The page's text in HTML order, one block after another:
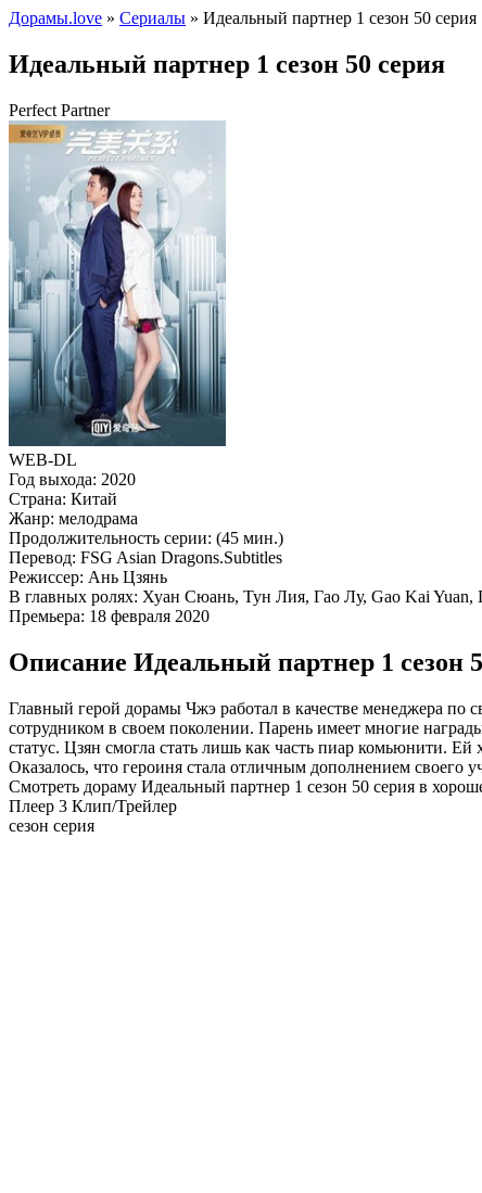
Дорамы.love » Сериалы » Идеальный партнер 1 сезон 50 серия
Идеальный партнер 1 сезон 50 серия
Perfect Partner
WEB-DL
Год выхода: 2020
Страна: Китай
Жанр: мелодрама
Продолжительность серии: (45 мин.)
Перевод: FSG Asian Dragons.Subtitles
Режиссер: Ань Цзянь
В главных ролях: Хуан Сюань, Тун Лия, Гао Лу, Gao Kai
Премьера: 18 февраля 2020
Описание Идеальный партнер 1 сезон
Главный герой дорамы Чжэ работал в качестве менеджера по
сотрудником в своем поколении. Парень имеет многие
статус. Цзян смогла стать лишь как часть пиар комьюнити.
Оказалось, что героиня стала отличным дополнением своего
Смотреть дораму Идеальный партнер 1 сезон 50 серия в
Плеер 3 Клип/Трейлер
сезон серия